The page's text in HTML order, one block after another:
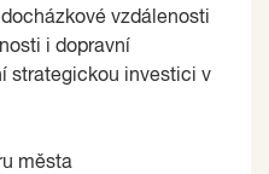
vzdálenosti
i dopravní
strategickou investici v
města